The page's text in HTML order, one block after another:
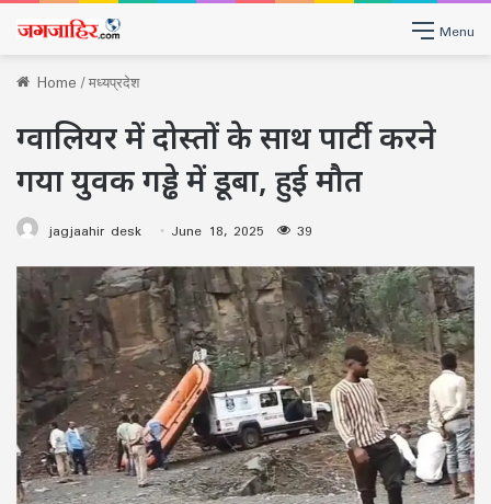
Menu
Home/मध्यप्रदेश
ग्वालियर में दोस्तों के साथ पार्टी करने
गया युवक गड्ढे में डूबा, हुई मौत
jagjaahir desk June 18, 2025 39